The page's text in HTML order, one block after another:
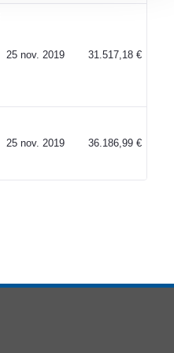
25 nov. 2019 31.517,18 €
25 nov. 2019 36.186,99 €